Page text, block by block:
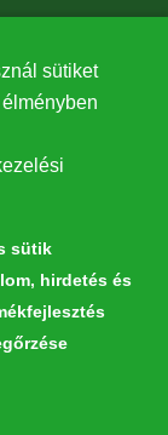
sütiket
sütik
hirdetés és